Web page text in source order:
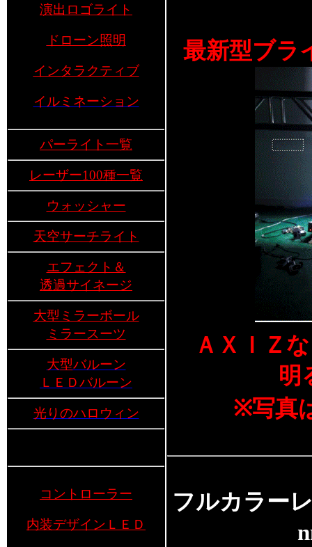
演出ロゴライト
ドローン照明
インタラクティブ
イルミネーション
パーライト一覧
レーザー100種一覧
ウォッシャー
天空サーチライト
エフェクト＆
透過サイネージ
大型ミラーボール
ミラースーツ
大型バルーン
ＬＥＤバルーン
光りのハロウィン
コントローラー
内装デザインＬＥＤ
最新型ブラ
ＡＸＩＺ
明
※写真
フルカラー